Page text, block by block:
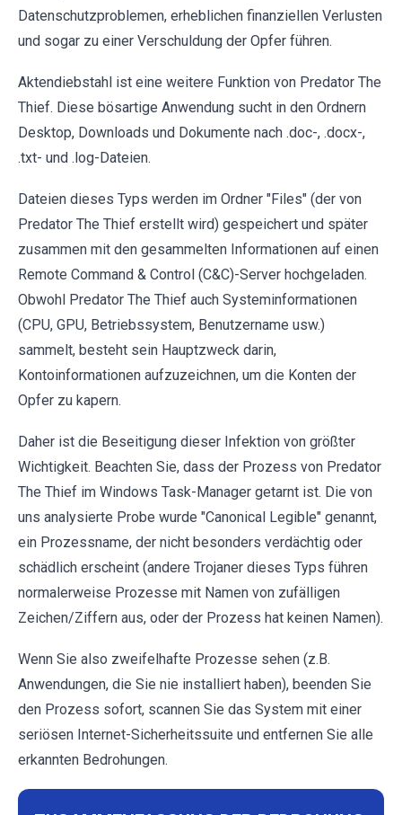
Datenschutzproblemen, erheblichen finanziellen Verlusten
und sogar zu einer Verschuldung der Opfer führen.
Aktendiebstahl ist eine weitere Funktion von Predator The
Thief. Diese bösartige Anwendung sucht in den Ordnern
Desktop, Downloads und Dokumente nach .doc-, .docx-,
.txt- und .log-Dateien.
Dateien dieses Typs werden im Ordner "Files" (der von
Predator The Thief erstellt wird) gespeichert und später
zusammen mit den gesammelten Informationen auf einen
Remote Command & Control (C&C)-Server hochgeladen.
Obwohl Predator The Thief auch Systeminformationen
(CPU, GPU, Betriebssystem, Benutzername usw.)
sammelt, besteht sein Hauptzweck darin,
Kontoinformationen aufzuzeichnen, um die Konten der
Opfer zu kapern.
Daher ist die Beseitigung dieser Infektion von größter
Wichtigkeit. Beachten Sie, dass der Prozess von Predator
The Thief im Windows Task-Manager getarnt ist. Die von
uns analysierte Probe wurde "Canonical Legible" genannt,
ein Prozessname, der nicht besonders verdächtig oder
schädlich erscheint (andere Trojaner dieses Typs führen
normalerweise Prozesse mit Namen von zufälligen
Zeichen/Ziffern aus, oder der Prozess hat keinen Namen).
Wenn Sie also zweifelhafte Prozesse sehen (z.B.
Anwendungen, die Sie nie installiert haben), beenden Sie
den Prozess sofort, scannen Sie das System mit einer
seriösen Internet-Sicherheitssuite und entfernen Sie alle
erkannten Bedrohungen.